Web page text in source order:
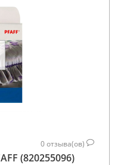
0отзыва(ов)
(820255096)